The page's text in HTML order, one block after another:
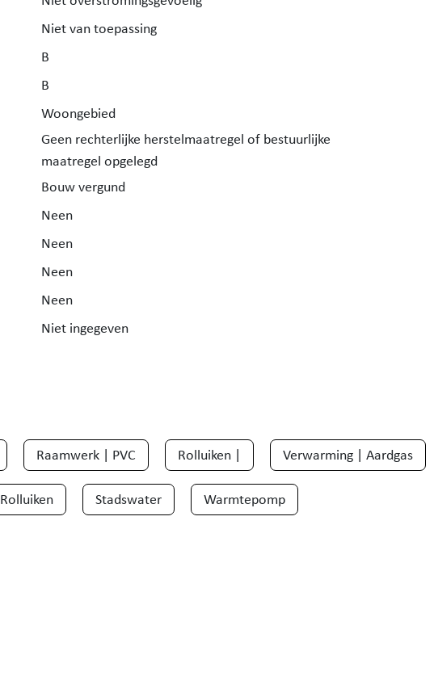
Niet van toepassing
B
B
Woongebied
Geen rechterlijke herstelmaatregel of bestuurlijke
maatregel opgelegd
Bouw vergund
Neen
Neen
Neen
Neen
Niet ingegeven
Raamwerk | PVC Rolluiken | Verwarming | Aardgas
Rolluiken Stadswater Warmtepomp